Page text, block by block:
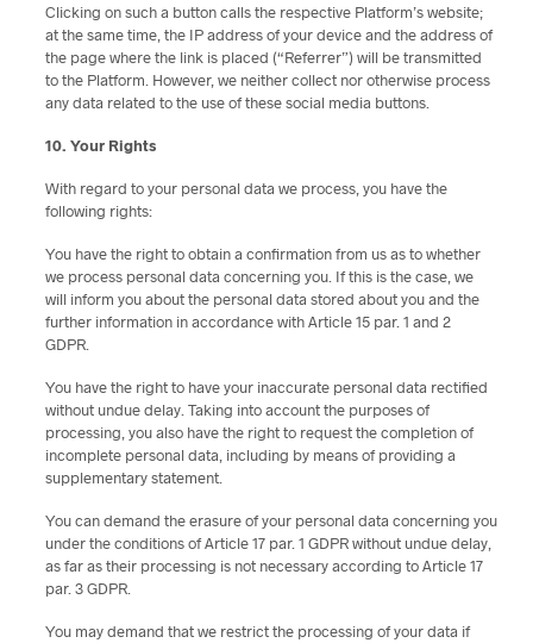
Clicking on such a button calls the respective Platform’s website;
at the same time, the IP address of your device and the address of
the page where the link is placed (“Referrer”) will be transmitted
to the Platform. However, we neither collect nor otherwise process
any data related to the use of these social media buttons.
10. Your Rights
With regard to your personal data we process, you have the
following rights:
You have the right to obtain a confirmation from us as to whether
we process personal data concerning you. If this is the case, we
will inform you about the personal data stored about you and the
further information in accordance with Article 15 par. 1 and 2
GDPR.
You have the right to have your inaccurate personal data rectified
without undue delay. Taking into account the purposes of
processing, you also have the right to request the completion of
incomplete personal data, including by means of providing a
supplementary statement.
You can demand the erasure of your personal data concerning you
under the conditions of Article 17 par. 1 GDPR without undue delay,
as far as their processing is not necessary according to Article 17
par. 3 GDPR.
You may demand that we restrict the processing of your data if